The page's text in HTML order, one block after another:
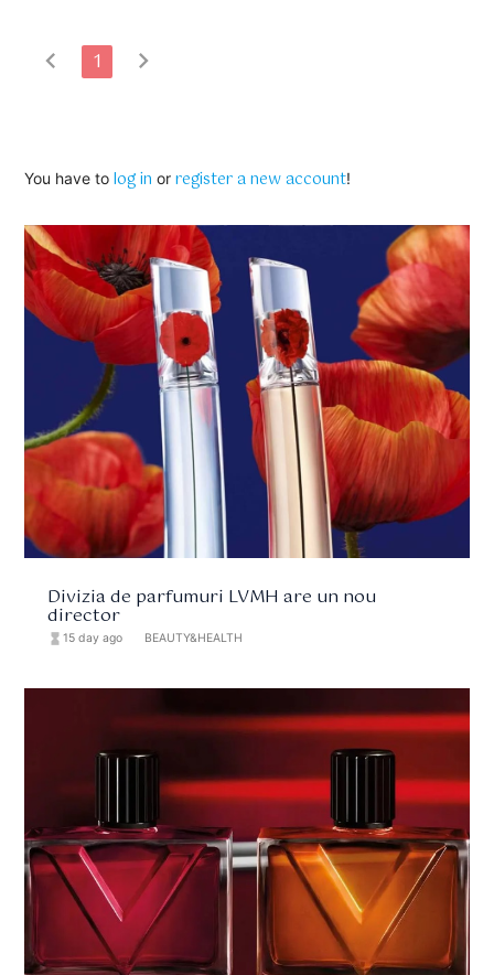
chevron_left 1 chevron_right
You have tolog in orregister a new account!
Divizia de parfumuri LVMH are un nou
director
hourglass_full 15 day ago BEAUTY&HEALTH